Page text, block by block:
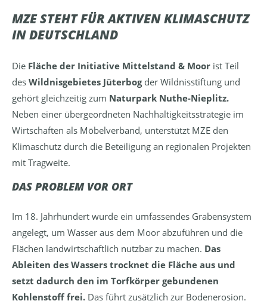
MZE STEHT FÜR AKTIVEN KLIMASCHUTZ
IN DEUTSCHLAND
Die Fläche der Initiative Mittelstand & Moor ist Teil
des Wildnisgebietes Jüterbogder Wildnisstiftung und
gehört gleichzeitig zum Naturpark Nuthe-Nieplitz.
Neben einer übergeordneten Nachhaltigkeitsstrategie im
Wirtschaften als Möbelverband, unterstützt MZE den
Klimaschutz durch die Beteiligung an regionalen Projekten
mit Tragweite.
DAS PROBLEM VOR ORT
Im 18. Jahrhundert wurde ein umfassendes Grabensystem
angelegt, um Wasser aus dem Moor abzuführen und die
Flächen landwirtschaftlich nutzbar zu machen. Das
Ableiten des Wassers trocknet die Fläche aus und
setzt dadurch den im Torfkörper gebundenen
Kohlenstoff frei. Das führt zusätzlich zur Bodenerosion.